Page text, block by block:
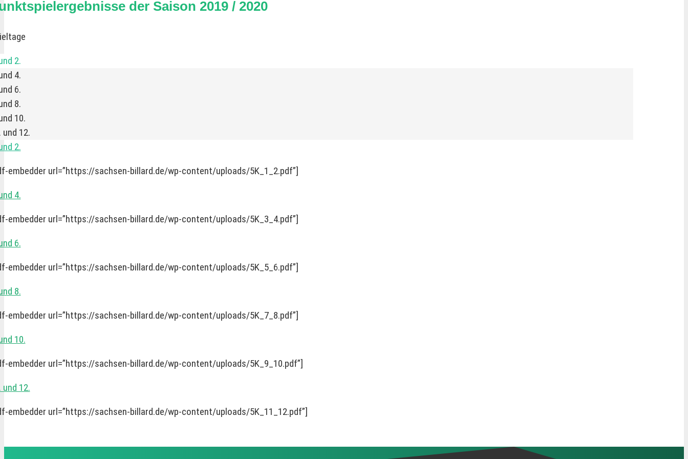
der Saison 2019 / 2020
2.
4.
6.
8.
10.
und 12.
2.
embedder url=”https://sachsen-billard.de/wp-content/uploads/5K_1_2.pdf”]
4.
embedder url=”https://sachsen-billard.de/wp-content/uploads/5K_3_4.pdf”]
6.
embedder url=”https://sachsen-billard.de/wp-content/uploads/5K_5_6.pdf”]
8.
embedder url=”https://sachsen-billard.de/wp-content/uploads/5K_7_8.pdf”]
10.
embedder url=”https://sachsen-billard.de/wp-content/uploads/5K_9_10.pdf”]
und 12.
embedder url=”https://sachsen-billard.de/wp-content/uploads/5K_11_12.pdf”]